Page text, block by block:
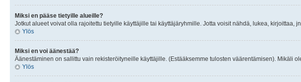
Miksi en pääse tietyille alueille?
Jotkut alueet voivat olla rajoitettu tietyille käyttäjille tai käyttäjäryhmille. Jotta voisit nähdä, lukea,
Ylös
Miksi en voi äänestää?
Äänestäminen on sallittu vain rekisteröityneille käyttäjille. (Estääksemme tulosten väärentämisen). Mikäli
Ylös